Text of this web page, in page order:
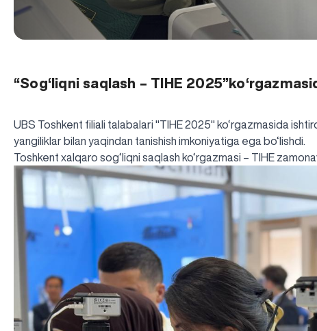
“Sog‘liqni saqlash – TIHE
UBS Toshkent filiali talabalari "TIHE 2025" ko‘rgazmasida
yangiliklar bilan yaqindan tanishish imkoniyatiga ega bo‘lishdi.
Toshkent xalqaro sog‘liqni saqlash ko‘rgazmasi – TIHE